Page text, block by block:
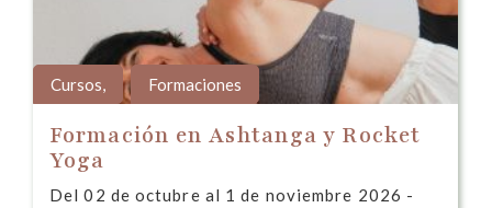
Cursos, Formaciones
Formación en Ashtanga y Rocket
Yoga
Del 02 de octubre al 1 de noviembre 2026 -